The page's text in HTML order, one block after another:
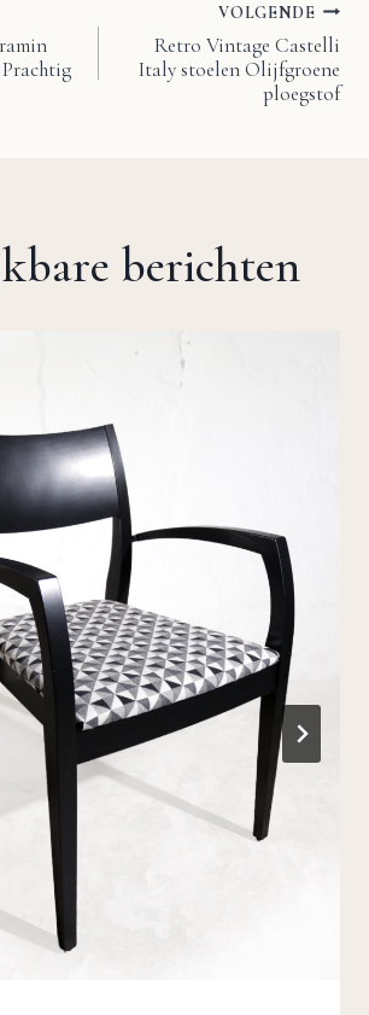
VOLGENDE
Retro Vintage Castelli
Italy stoelen Olijfgroene
ploegstof
berichten